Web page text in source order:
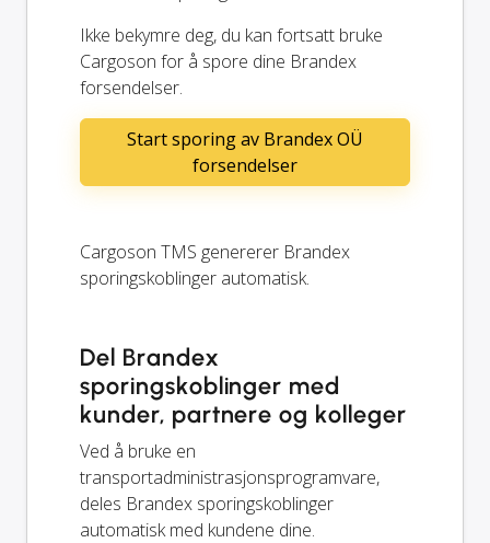
Ikke bekymre deg, du kan fortsatt bruke
Cargoson for å spore dine Brandex
forsendelser.
Start sporing av Brandex OÜ
forsendelser
Cargoson TMS genererer Brandex
sporingskoblinger automatisk.
Del Brandex
sporingskoblinger med
kunder, partnere og kolleger
Ved å bruke en
transportadministrasjonsprogramvare,
deles Brandex sporingskoblinger
automatisk med kundene dine.